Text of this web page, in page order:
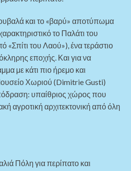
και το «βαρύ» αποτύπωμα
το Παλάτι του
«Σπίτι του Λαού»), ένα τεράστιο
εποχής. Και για να
με κάτι πιο ήρεμο και
Χωριού (Dimitrie Gusti)
υπαίθριος χώρος που
αγροτική αρχιτεκτονική από όλη
Πόλη για περίπατο και